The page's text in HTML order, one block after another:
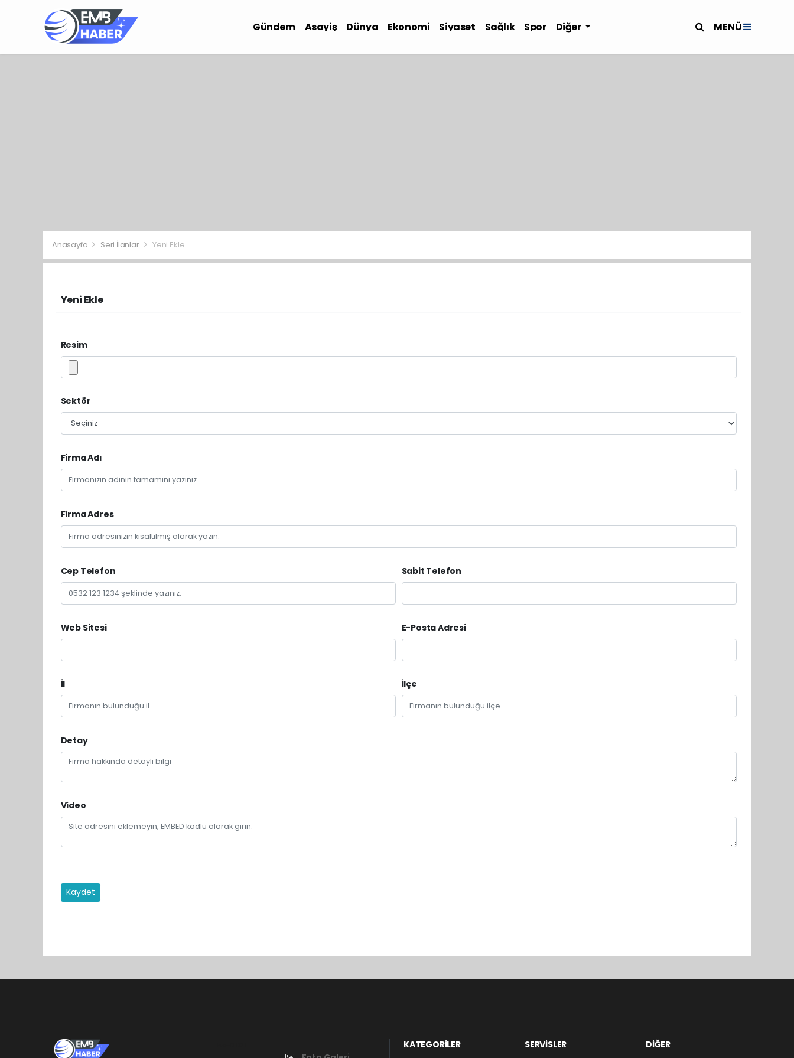
Gündem Asayiş Dünya Ekonomi Siyaset Sağlık Spor Diğer MENÜ
Anasayfa Seri İlanlar Yeni Ekle
Yeni Ekle
Resim
Sektör
Firma Adı
Firma Adres
Cep Telefon Sabit Telefon
Web Sitesi E-Posta Adresi
İl İlçe
Detay
Video
Kaydet
KATEGORİLER SERVİSLER DİĞER